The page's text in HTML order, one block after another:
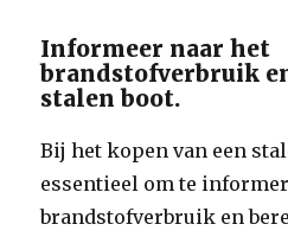
Informeer naar het
brandstofverbruik
stalen boot.
Bij het kopen van een
essentieel om te
brandstofverbruik en